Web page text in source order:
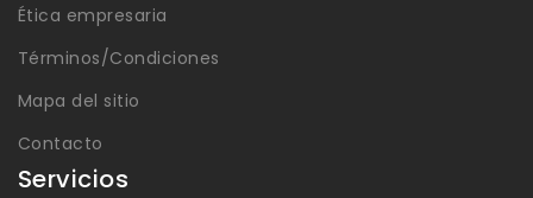
Ética empresaria
Términos/Condiciones
Mapa del sitio
Contacto
Servicios